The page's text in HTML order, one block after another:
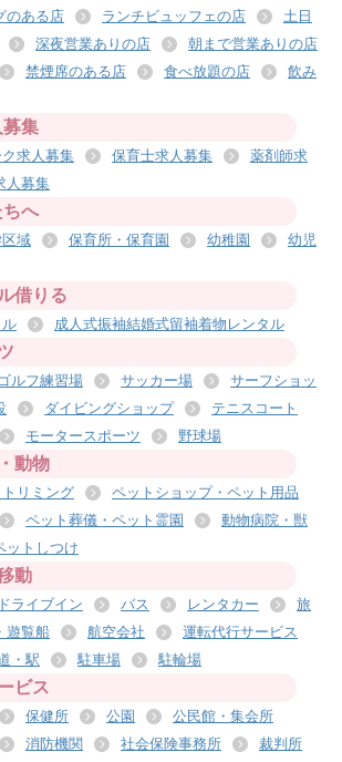
のある店 ランチビュッフェの店
土日
深夜営業ありの店
朝まで営業ありの店
禁煙席のある店 食べ放題の店
飲み
集
求人募集 保育士求人募集
薬剤師求
人募集
へ
域 保育所・保育園 幼稚園
幼児
借りる
成人式振袖結婚式留袖着物レンタル
ルフ練習場 サッカー場
サーフショッ
ダイビングショップ
テニスコート
モータースポーツ 野球場
動物
リミング
ペットショップ・ペット用品
ペット葬儀・ペット霊園
動物病院・獣
ットしつけ
動
ドライブイン バス レンタカー
旅
遊覧船 航空会社
運転代行サービス
・駅 駐車場 駐輪場
ビス
保健所 公園
公民館・集会所
消防機関 社会保険事務所 裁判所